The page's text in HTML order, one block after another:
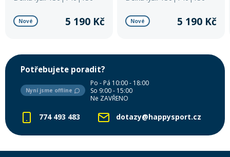
pro snadné ovládání. Ideální
pro mladé lyžaře připravené
posunout své schopnosti o
Nové 5 190 Kč Nové 5 190 Kč
Potřebujete poradit?
Nyní jsme offline
Po - Pá 10:00 - 18:00
So 9:00 - 15:00
Ne ZAVŘENO
774 493 483 dotazy@happysport.cz